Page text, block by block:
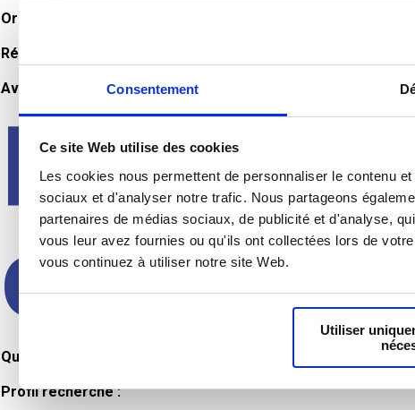
Consentement
Ce site Web utilise des cookies
Les cookies nous permettent de personnaliser le contenu
sociaux et d'analyser notre trafic. Nous partageons
partenaires de médias sociaux, de publicité et d'analyse,
vous leur avez fournies ou qu'ils ont collectées lors de
vous continuez à utiliser notre site Web.
Utiliser
Organisation et horaires :
Rémunération :
Avantages :
Profil
Qualifications et diplômes :
Profil recherché :